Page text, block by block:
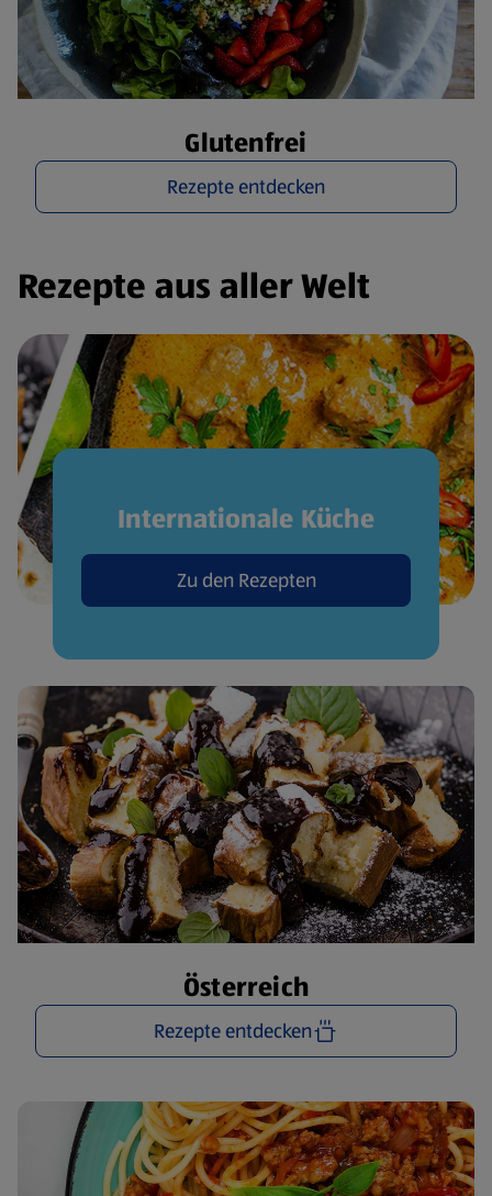
Glutenfrei
Rezepte entdecken
Rezepte aus aller Welt
Internationale Küche
Zu den Rezepten
Österreich
Rezepte entdecken